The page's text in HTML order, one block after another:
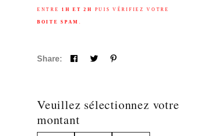
ENTRE1H ET 2H PUIS VÉRIFIEZ VOTRE
BOITE SPAM .
Share:
Veuillez sélectionnez votre
montant